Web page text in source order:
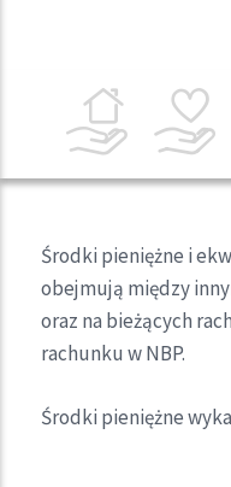
Środki pieniężne i
obejmują między
oraz na bieżących
rachunku w NBP.
Środki pieniężne